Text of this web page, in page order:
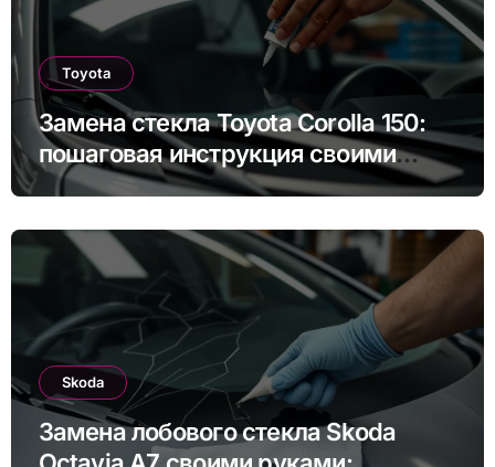
Toyota
Замена стекла Toyota Corolla 150:
пошаговая инструкция своими
руками
Skoda
Замена лобового стекла Skoda